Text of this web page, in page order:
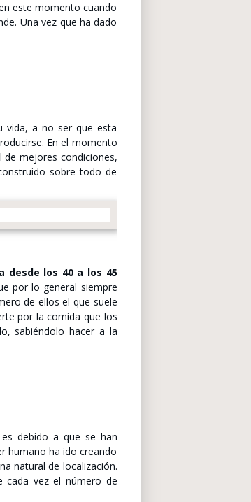
este momento cuando
Una vez que ha dado
vida, a no ser que esta
En el momento
de mejores condiciones,
sobre todo de
desde los 40 a los 45
por lo general siempre
de ellos el que suele
por la comida que los
sabiéndolo hacer a la
debido a que se han
humano ha ido creando
natural de localización.
cada vez el número de